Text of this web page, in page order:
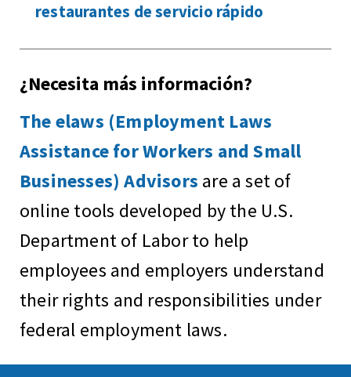
restaurantes de servicio rápido
¿Necesita más información?
The elaws (Employment Laws
Assistance for Workers and Small
Businesses) Advisors are a set of
online tools developed by the U.S.
Department of Labor to help
employees and employers understand
their rights and responsibilities under
federal employment laws.